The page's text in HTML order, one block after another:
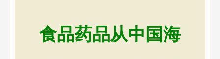
食品药品从中国海